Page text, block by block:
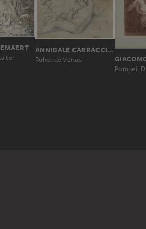
ANNIBALE CARRACCI; ZUGESCHRIEBEN
Ruhende Venus